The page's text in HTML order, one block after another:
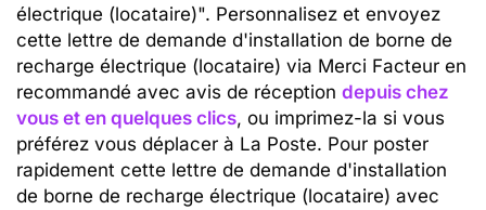
électrique (locataire)". Personnalisez et envoyez
cette lettre de demande d'installation de borne de
recharge électrique (locataire) via Merci Facteur en
recommandé avec avis de réception depuis chez
vous et en quelques clics, ou imprimez-la si vous
préférez vous déplacer à La Poste. Pour poster
rapidement cette lettre de demande d'installation
de borne de recharge électrique (locataire) avec